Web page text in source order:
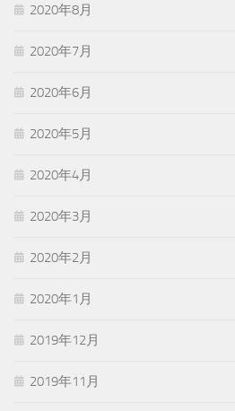
2020年8月
2020年7月
2020年6月
2020年5月
2020年4月
2020年3月
2020年2月
2020年1月
2019年12月
2019年11月